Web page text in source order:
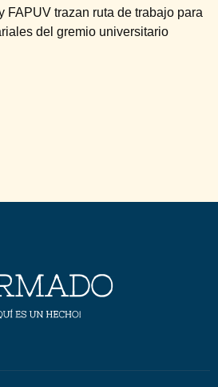
FAPUV trazan ruta de trabajo para
del gremio universitario